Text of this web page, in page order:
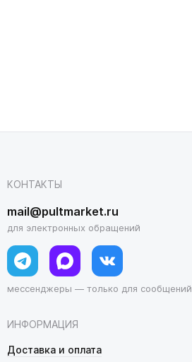
ИНФОРМАЦИЯ
Доставка и оплата
КОНТАКТЫ
mail@pultmarket.ru
для электронных обращений
мессенджеры — только для сообщений